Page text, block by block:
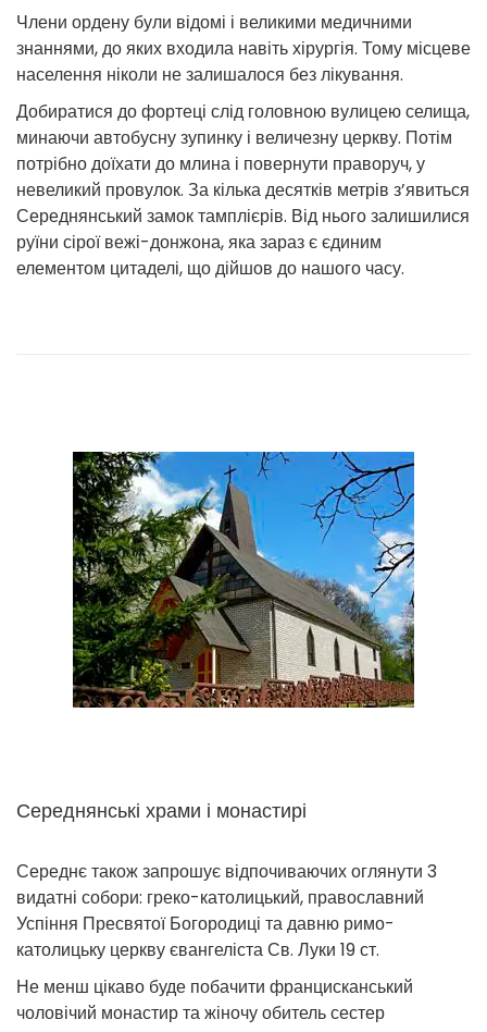
Члени ордену були відомі і великими медичними
знаннями, до яких входила навіть хірургія. Тому місцеве
населення ніколи не залишалося без лікування.
Добиратися до фортеці слід головною вулицею селища,
минаючи автобусну зупинку і величезну церкву. Потім
потрібно доїхати до млина і повернути праворуч, у
невеликий провулок. За кілька десятків метрів з’явиться
Середнянський замок тамплієрів. Від нього залишилися
руїни сірої вежі-донжона, яка зараз є єдиним
елементом цитаделі, що дійшов до нашого часу.
Середнянські храми і монастирі
Середнє також запрошує відпочиваючих оглянути 3
видатні собори: греко-католицький, православний
Успіння Пресвятої Богородиці та давню римо-
католицьку церкву євангеліста Св. Луки 19 ст.
Не менш цікаво буде побачити францисканський
чоловічий монастир та жіночу обитель сестер